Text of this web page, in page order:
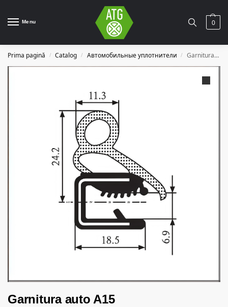
Menu 0
Prima pagină / Catalog / Автомобильные уплотнители / Garnitura auto A15
Garnitura auto A15